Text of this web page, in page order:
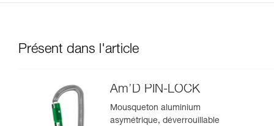
Présent dans l'article
Am’D PIN-LOCK
Mousqueton aluminium
asymétrique, déverrouillable